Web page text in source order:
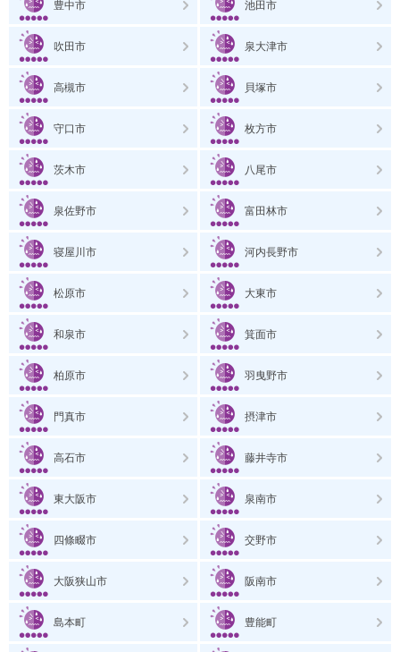
豊中市 池田市
吹田市 泉大津市
高槻市 貝塚市
守口市 枚方市
茨木市 八尾市
泉佐野市 富田林市
寝屋川市 河内長野市
松原市 大東市
和泉市 箕面市
柏原市 羽曳野市
門真市 摂津市
高石市 藤井寺市
東大阪市 泉南市
四條畷市 交野市
大阪狭山市 阪南市
島本町 豊能町